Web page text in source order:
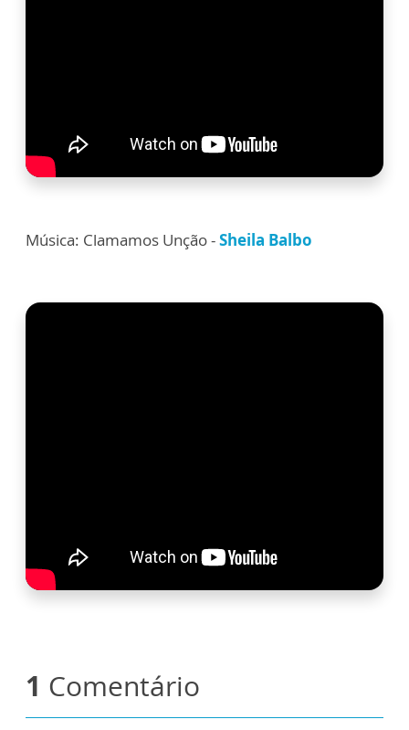
Música: Clamamos Unção -Sheila Balbo
1 Comentário